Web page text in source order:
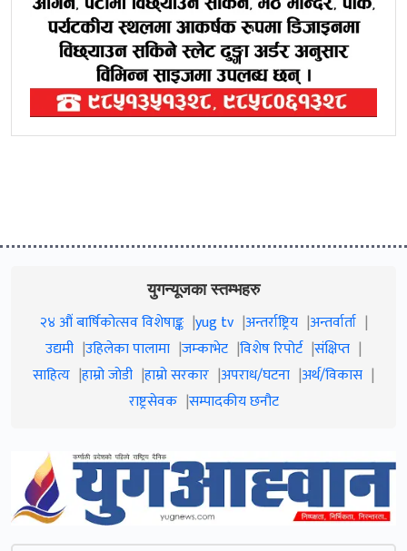
युगन्यूजका स्तम्भहरु
२४ औं बार्षिकोत्सव विशेषाङ्क yug tv अन्तर्राष्ट्रिय अन्तर्वार्ता
उद्यमी उहिलेका पालामा जम्काभेट विशेष रिपोर्ट संक्षिप्त
साहित्य हाम्रो जाेडी हाम्रो सरकार अपराध/घटना अर्थ/विकास
राष्ट्रसेवक सम्पादकीय छनौट